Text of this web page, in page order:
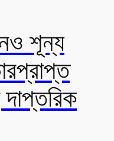
শূন্য
দাপ্তরিক